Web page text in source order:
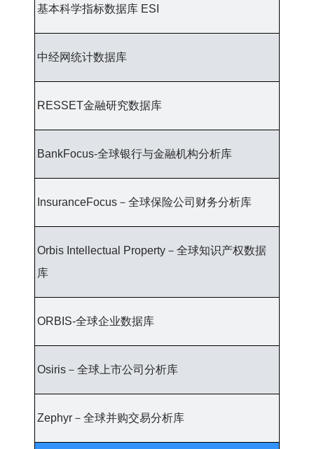
基本科学指标数据库 ESI
中经网统计数据库
RESSET金融研究数据库
BankFocus-全球银行与金融机构分析库
InsuranceFocus－全球保险公司财务分析库
Orbis Intellectual Property－全球知识产权数据
库
ORBIS-全球企业数据库
Osiris－全球上市公司分析库
Zephyr－全球并购交易分析库